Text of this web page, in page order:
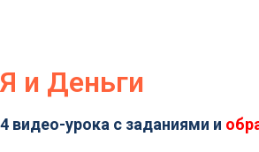
Я и Деньги
4 видео-урока с заданиями и